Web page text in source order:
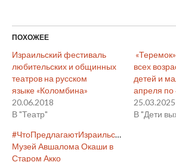
ПОХОЖЕЕ
Израильский фестиваль
любительских и общинных
театров на русском
языке «Коломбина»
20.06.2018
В "Театр"
всех
детей и
апреля по
25.03.2025
В "Дети
Музей Авшалома Окаши в
Старом Акко